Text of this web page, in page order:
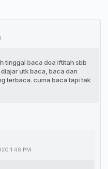
tinggal baca doa iftitah sbb
utk baca, baca dan
terbaca. cuma baca tapi tak
1:46 PM